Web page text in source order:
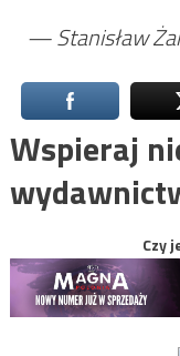
— Stanisław
Wspieraj
Czy